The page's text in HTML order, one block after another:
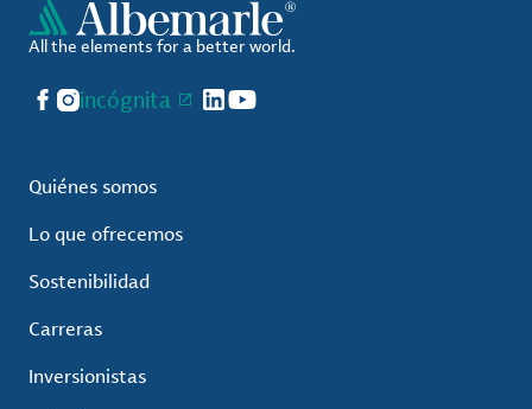
All the elements for a better world.
Facebook
Instagram
incógnita LinkedIn
YouTube
Quiénes somos
Lo que ofrecemos
Sostenibilidad
Carreras
Inversionistas